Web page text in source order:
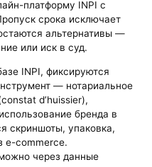
платформу INPI с
срока исключает
альтернативы —
или иск в суд.
INPI, фиксируются
— нотариальное
d’huissier),
бренда в
скриншоты, упаковка,
e-commerce.
через данные